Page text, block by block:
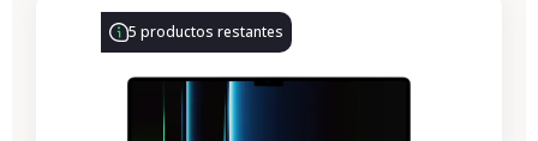
5 productos restantes